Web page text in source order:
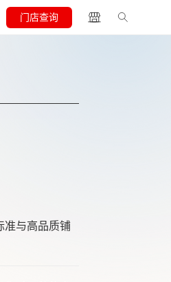
门店查询
准与高品质铺